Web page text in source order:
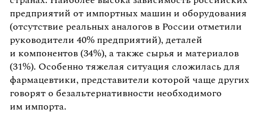
предприятий от импортных машин и оборудования
(отсутствие реальных аналогов в России отметили
руководители 40% предприятий), деталей
и компонентов (34%), а также сырья и материалов
(31%). Особенно тяжелая ситуация сложилась для
фармацевтики, представители которой чаще других
говорят о безальтернативности необходимого
им импорта.